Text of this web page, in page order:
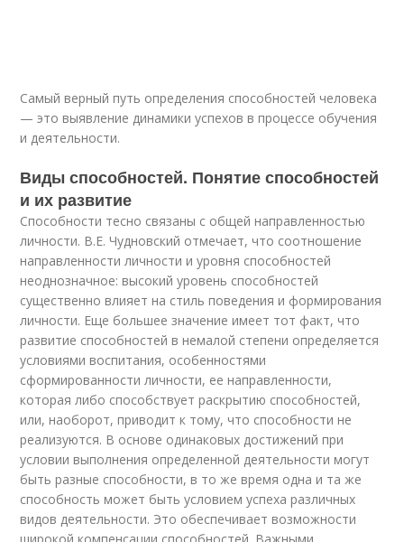
Самый верный путь определения способностей человека
— это выявление динамики успехов в процессе обучения
и деятельности.
Виды способностей. Понятие способностей
и их развитие
Способности тесно связаны с общей направленностью
личности. В.Е. Чудновский отмечает, что соотношение
направленности личности и уровня способностей
неоднозначное: высокий уровень способностей
существенно влияет на стиль поведения и формирования
личности. Еще большее значение имеет тот факт, что
развитие способностей в немалой степени определяется
условиями воспитания, особенностями
сформированности личности, ее направленности,
которая либо способствует раскрытию способностей,
или, наоборот, приводит к тому, что способности не
реализуются. В основе одинаковых достижений при
условии выполнения определенной деятельности могут
быть разные способности, в то же время одна и та же
способность может быть условием успеха различных
видов деятельности. Это обеспечивает возможности